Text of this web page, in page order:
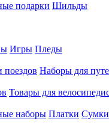
подарки Шильды
Игры Пледы
поездов Наборы для
Товары для
наборы Платки